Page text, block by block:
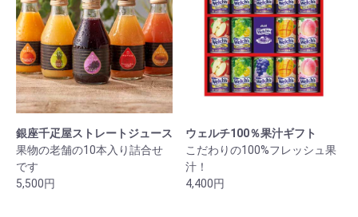
銀座千疋屋ストレートジュース
果物の老舗の10本入り詰合せ
です
5,500円
ウェルチ100％果汁ギフト
こだわりの100%フレッシュ果
汁！
4,400円